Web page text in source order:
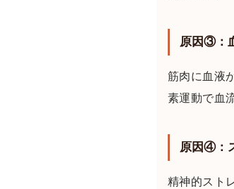
原因③：
筋肉に血液
素運動で血
原因④：
精神的スト